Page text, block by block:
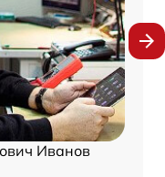
Иванов